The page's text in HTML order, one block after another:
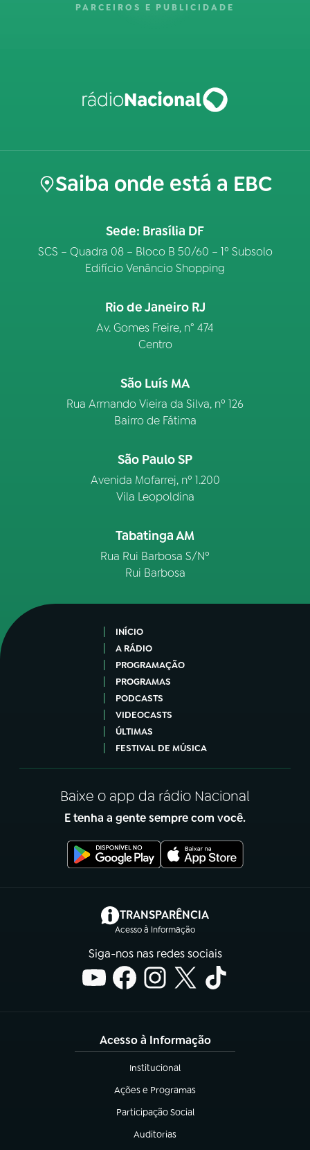
PARCEIROS E PUBLICIDADE
Saiba onde está a EBC
Sede: Brasília DF
SCS – Quadra 08 – Bloco B 50/60 – 1º Subsolo
Edifício Venâncio Shopping
Rio de Janeiro RJ
Av. Gomes Freire, n° 474
Centro
São Luís MA
Rua Armando Vieira da Silva, nº 126
Bairro de Fátima
São Paulo SP
Avenida Mofarrej, nº 1.200
Vila Leopoldina
Tabatinga AM
Rua Rui Barbosa S/Nº
Rui Barbosa
INÍCIO
A RÁDIO
PROGRAMAÇÃO
PROGRAMAS
PODCASTS
VIDEOCASTS
ÚLTIMAS
FESTIVAL DE MÚSICA
Baixe o app da rádio Nacional
E tenha a gente sempre com você.
TRANSPARÊNCIA
Acesso à Informação
(abre em nova aba)
Siga-nos nas redes sociais
Acesso à Informação
Institucional
(abre em nova aba)
Ações e Programas
(abre em nova aba)
Participação Social
(abre em nova aba)
Auditorias
(abre em nova aba)